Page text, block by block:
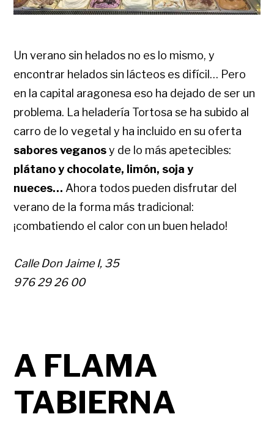
Un verano sin helados no es lo mismo, y
encontrar helados sin lácteos es difícil… Pero
en la capital aragonesa eso ha dejado de ser un
problema. La heladería Tortosa se ha subido al
carro de lo vegetal y ha incluido en su oferta
sabores veganosy de lo más apetecibles:
plátano y chocolate, limón, soja y
nueces… Ahora todos pueden disfrutar del
verano de la forma más tradicional:
¡combatiendo el calor con un buen helado!
Calle Don Jaime I, 35
976 29 26 00
A FLAMA
TABIERNA